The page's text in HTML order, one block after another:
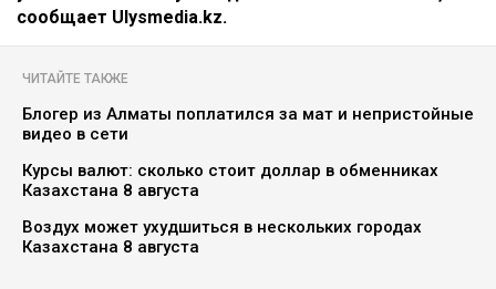
сообщает Ulysmedia.kz.
ЧИТАЙТЕ ТАКЖЕ
Блогер из Алматы поплатился за мат и непристойные
видео в сети
Курсы валют: сколько стоит доллар в обменниках
Казахстана 8 августа
Воздух может ухудшиться в нескольких городах
Казахстана 8 августа